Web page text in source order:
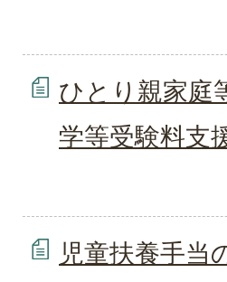
ひとり親家庭
学等受験料支
児童扶養手当